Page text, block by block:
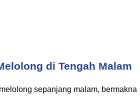
di Tengah Malam
sepanjang malam, bermakna